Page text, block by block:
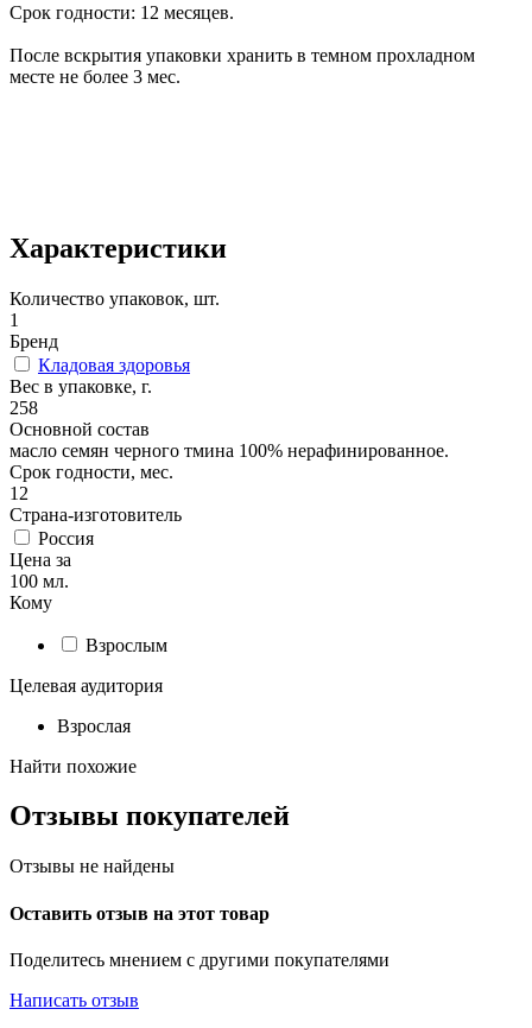
Срок годности: 12 месяцев.
После вскрытия упаковки хранить в темном прохладном
месте не более 3 мес.
Характеристики
Количество упаковок, шт.
1
Бренд
Кладовая здоровья
Вес в упаковке, г.
258
Основной состав
масло семян черного тмина 100% нерафинированное.
Срок годности, мес.
12
Страна-изготовитель
Россия
Цена за
100 мл.
Кому
Взрослым
Целевая аудитория
Взрослая
Найти похожие
Отзывы покупателей
Отзывы не найдены
Оставить отзыв на этот товар
Поделитесь мнением с другими покупателями
Написать отзыв